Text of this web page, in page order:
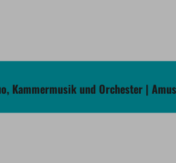
Kammermusik und Orchester |